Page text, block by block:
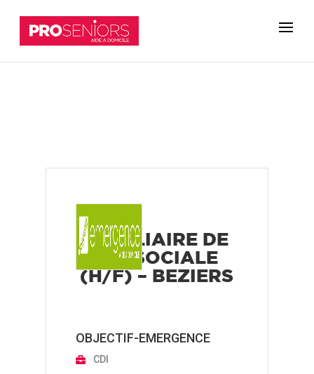
AUXILIAIRE DE
VIE SOCIALE
(H/F) – BEZIERS
OBJECTIF-EMERGENCE
CDI